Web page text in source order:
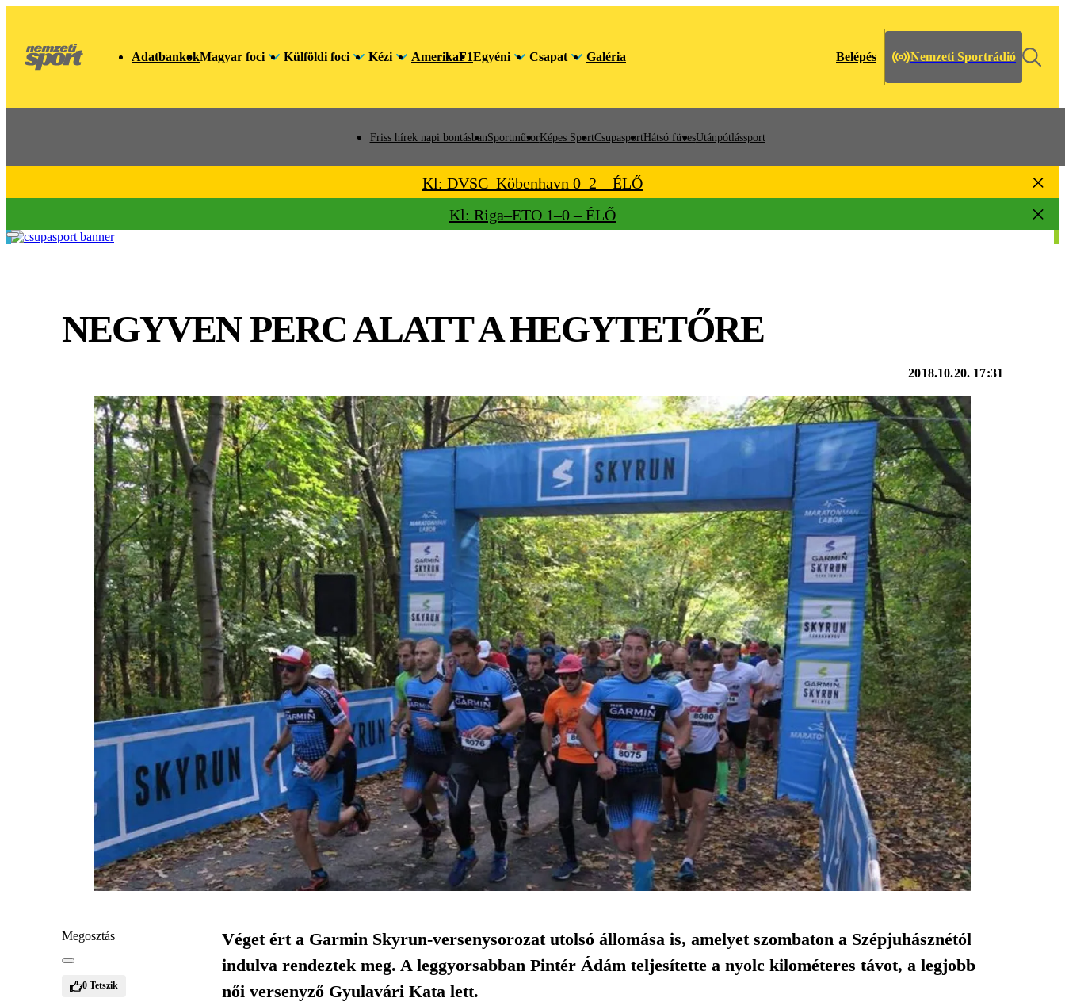
AdatbankokMagyar foci Külföldi foci Kézi AmerikaF1Egyéni Csapat Galéria Belépés Nemzeti Sportrádió
Friss hírek napi bontásbanSportműsorKépes SportCsupasportHátsó füvesUtánpótlássport
Kl: DVSC–Köbenhavn 0–2 – ÉLŐ
Kl: Riga–ETO 1–0 – ÉLŐ
NEGYVEN PERC ALATT A HEGYTETŐRE
2018.10.20. 17:31
Megosztás
0 Tetszik
Véget ért a Garmin Skyrun-versenysorozat utolsó állomása is, amelyet szombaton a Szépjuhásznétól
indulva rendeztek meg. A leggyorsabban Pintér Ádám teljesítette a nyolc kilométeres távot, a legjobb
női versenyző Gyulavári Kata lett.